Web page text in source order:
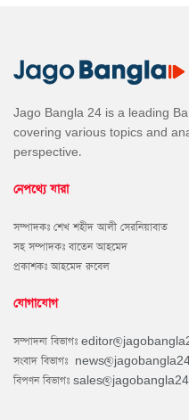
Jago Bangla 24 is a leading
covering various topics and
perspective.
নেপথ্যে যারা
সম্পাদকঃ শেখ শহীদ আলী সেরনিয়াবাত
সহ সম্পাদকঃ বাতেন আহমেদ
প্রকাশকঃ আহমেদ রুবেল
যোগাযোগ
সম্পাদনা বিভাগঃ
সংবাদ বিভাগঃ
বিপণন বিভাগঃ